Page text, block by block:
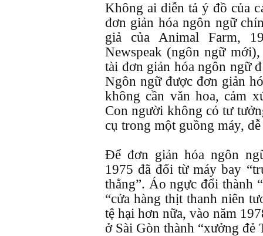
Không ai diễn tả ý đồ của
đơn giản hóa ngôn ngữ
giả của Animal Farm,
Newspeak (ngôn ngữ
tài đơn giản hóa ngôn ngữ
Ngôn ngữ được đơn giản
không cần văn hoa, cảm
Con người không có tư
cụ trong một guồng máy,
Để đơn giản hóa ngôn
1975 đã đổi từ máy bay
thẳng”. Áo ngực đổi thành
“cửa hàng thịt thanh niên
tệ hại hơn nữa, vào năm
ở Sài Gòn thành “xưởng đẻ